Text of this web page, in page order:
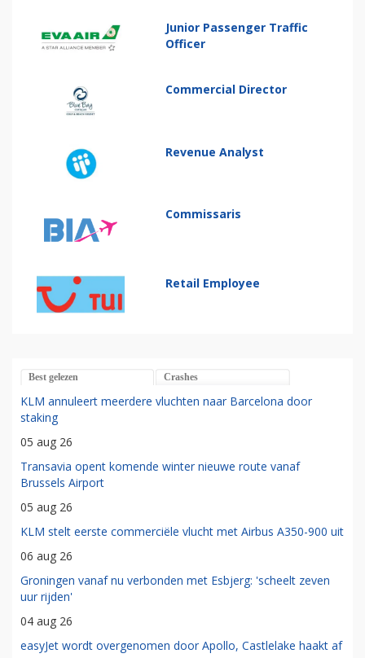
Junior Passenger Traffic
Officer
Commercial Director
Revenue Analyst
Commissaris
Retail Employee
Best gelezen Crashes
KLM annuleert meerdere vluchten naar Barcelona door
staking
05 aug 26
Transavia opent komende winter nieuwe route vanaf
Brussels Airport
05 aug 26
KLM stelt eerste commerciële vlucht met Airbus A350-900 uit
06 aug 26
Groningen vanaf nu verbonden met Esbjerg: 'scheelt zeven
uur rijden'
04 aug 26
easyJet wordt overgenomen door Apollo, Castlelake haakt af